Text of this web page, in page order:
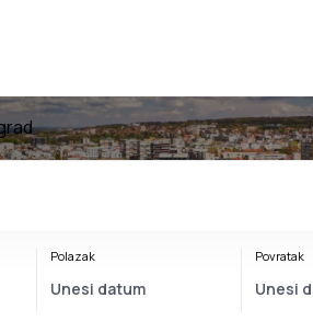
Polazak Povratak